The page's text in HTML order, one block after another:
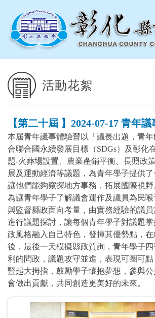
活動花絮
【第二十屆 】2024-07-17 青年
本屆青年議事體驗營以「議長出題，青
合聯合國永續發展目標（SDGs）及彰化
題-火葬場設置、農業產銷平衡、長照政
展及運動經濟等議題，為青年學子提供了
讓他們能夠窺探地方事務，拓展國際視野
為讓青年學子了解議會運作及議員為民
與監督縣政面向考量，由實務經驗的議
進行議題探討，讓每個青年學子對議題
政風格融入自己特色，發揮其優勢點，在
後，最後一天模擬縣政質詢，青年學子
利的問政，議題攻守並進，表現可圈可
豎起大拇指，鼓勵學子懷抱夢想，參與
會做出貢獻，共同創造更美好的未來。